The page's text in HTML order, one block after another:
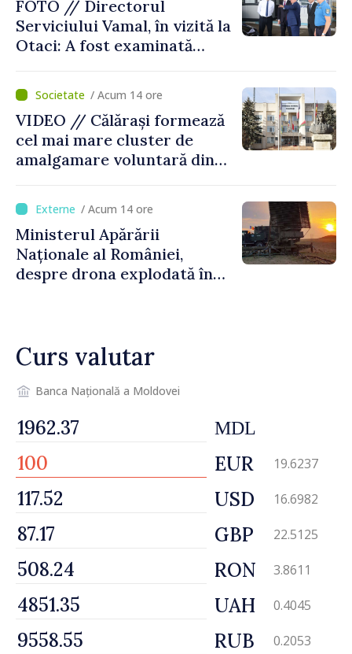
FOTO // Directorul
Serviciului Vamal, în vizită la
Otaci: A fost examinată
control vamal cu un scanner
performant/ Acum 14 ore
VIDEO // Călărași formează
cel mai mare cluster de
amalgamare voluntară din
orășenesc a aprobat decizia
finală
/ Acum 14 ore
Ministerul Apărării
Naționale al României,
despre drona explodată în
Curs valutar
Banca Națională a Moldovei
MDL
EUR 19.6237
USD 16.6982
GBP 22.5125
RON 3.8611
UAH 0.4045
RUB 0.2053